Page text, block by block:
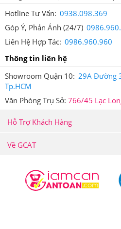
Tem chống giả của
6.Kẹo Dẻo Bổ Sung
Nutrition Women’s
Mua hàng tại Giảm Cân
Women’s Complete Multi
Thống Giảm Cân An Toàn để
tặng mới.
Hotline Tư Vấn: 0938.098.369
Góp Ý, Phản Ánh (24/7)
Liên Hệ Hợp Tác: 0986.960.960
Thông tin liên hệ
Showroom Quận 10: 29A Đường
Tp.HCM
Văn Phòng Trụ Sở: 766/45 Lạc
Hỗ Trợ Khách Hàng
Về GCAT